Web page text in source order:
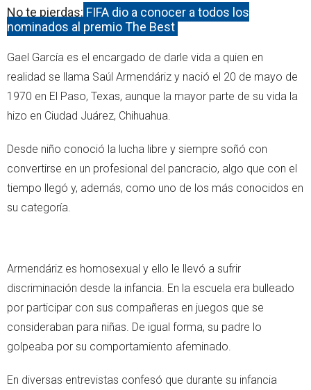
No te pierdas: FIFA dio a conocer a todos los
nominados al premio The Best
Gael García es el encargado de darle vida a quien en
realidad se llama Saúl Armendáriz y nació el 20 de mayo de
1970 en El Paso, Texas, aunque la mayor parte de su vida la
hizo en Ciudad Juárez, Chihuahua.
Desde niño conoció la lucha libre y siempre soñó con
convertirse en un profesional del pancracio, algo que con el
tiempo llegó y, además, como uno de los más conocidos en
su categoría.
Armendáriz es homosexual y ello le llevó a sufrir
discriminación desde la infancia. En la escuela era bulleado
por participar con sus compañeras en juegos que se
consideraban para niñas. De igual forma, su padre lo
golpeaba por su comportamiento afeminado.
En diversas entrevistas confesó que durante su infancia